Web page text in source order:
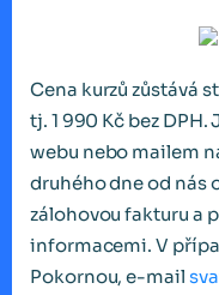
Cena kurzů zůstává
tj. 1 990 Kč bez
webu nebo mailem
druhého dne od nás
zálohovou fakturu a
informacemi. V
Pokornou, e-mail